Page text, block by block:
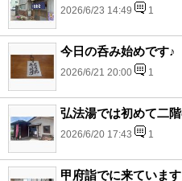
2026/6/23 14:49 1
今日の呑み始めです♪
2026/6/21 20:00 1
弘法湯では初めて二
2026/6/20 17:43 1
甲府詣でに来ています